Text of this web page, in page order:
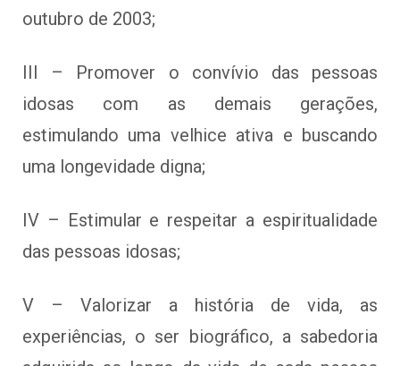
outubro de 2003;
III – Promover o convívio das pessoas
idosas com as demais gerações,
estimulando uma velhice ativa e buscando
uma longevidade digna;
IV – Estimular e respeitar a espiritualidade
das pessoas idosas;
V – Valorizar a história de vida, as
experiências, o ser biográfico, a sabedoria